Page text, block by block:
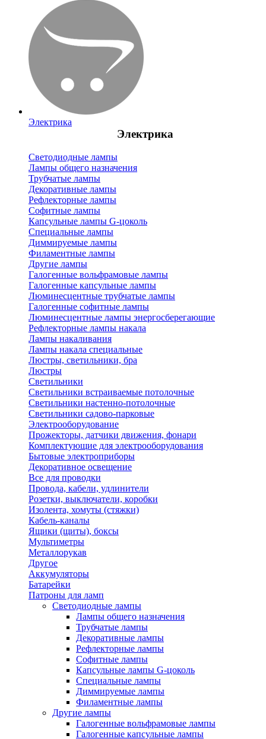
Электрика
Электрика
Светодиодные лампы
Лампы общего назначения
Трубчатые лампы
Декоративные лампы
Рефлекторные лампы
Софитные лампы
Капсульные лампы G-цоколь
Специальные лампы
Диммируемые лампы
Филаментные лампы
Другие лампы
Галогенные вольфрамовые лампы
Галогенные капсульные лампы
Люминесцентные трубчатые лампы
Галогенные софитные лампы
Люминесцентные лампы энергосберегающие
Рефлекторные лампы накала
Лампы накаливания
Лампы накала специальные
Люстры, светильники, бра
Люстры
Светильники
Светильники встраиваемые потолочные
Светильники настенно-потолочные
Светильники садово-парковые
Электрооборудование
Прожекторы, датчики движения, фонари
Комплектующие для электрооборудования
Бытовые электроприборы
Декоративное освещение
Все для проводки
Провода, кабели, удлинители
Розетки, выключатели, коробки
Изолента, хомуты (стяжки)
Кабель-каналы
Ящики (щиты), боксы
Мультиметры
Металлорукав
Другое
Аккумуляторы
Батарейки
Патроны для ламп
Светодиодные лампы
Лампы общего назначения
Трубчатые лампы
Декоративные лампы
Рефлекторные лампы
Софитные лампы
Капсульные лампы G-цоколь
Специальные лампы
Диммируемые лампы
Филаментные лампы
Другие лампы
Галогенные вольфрамовые лампы
Галогенные капсульные лампы